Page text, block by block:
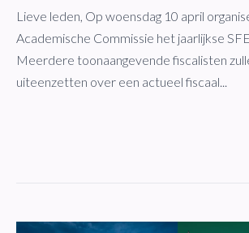
Lieve leden, Op woensdag 10 april
Academische Commissie het jaarlijkse
Meerdere toonaangevende fiscalisten
uiteenzetten over een actueel fiscaal...